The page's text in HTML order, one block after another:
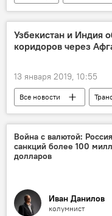
Происшествия, ЧП,
Париж
взрыв
Узбекистан и Индия
коридоров через
13 января 2019, 10:55
Все новости
Индия
Центральная Азия
Война с валютой:
санкций более 100
долларов
Иван Данилов
колумнист